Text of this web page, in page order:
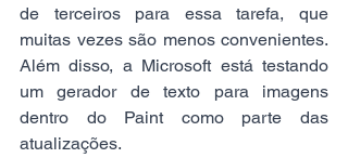
de terceiros para essa tarefa, que
muitas vezes são menos convenientes.
Além disso, a Microsoft está testando
um gerador de texto para imagens
dentro do Paint como parte das
atualizações.